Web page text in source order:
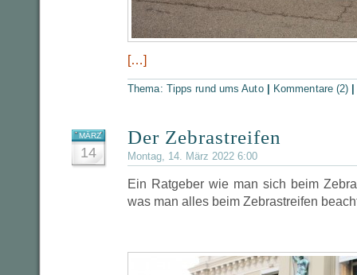
[…]
Thema: Tipps rund ums Auto Kommentare (2)
MÄRZ
14
Der Zebrastreifen
Montag, 14. März 2022 6:00
Ein Ratgeber wie man sich beim
was man alles beim Zebrastreifen